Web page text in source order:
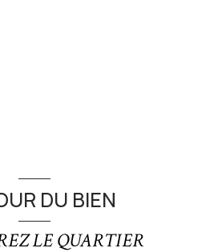
DU BIEN
LE QUARTIER